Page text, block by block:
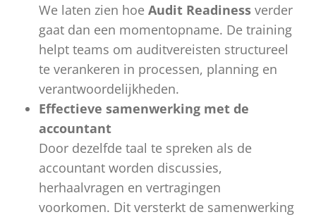
We laten zien hoe Audit Readiness verder
gaat dan een momentopname. De training
helpt teams om auditvereisten structureel
te verankeren in processen, planning en
verantwoordelijkheden.
Effectieve samenwerking met de
accountant
Door dezelfde taal te spreken als de
accountant worden discussies,
herhaalvragen en vertragingen
voorkomen. Dit versterkt de samenwerking